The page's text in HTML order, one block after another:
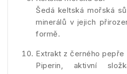
Šedá keltská mořská
minerálů v jejich
formě.
Extrakt z černého pepře
Piperin, aktivní